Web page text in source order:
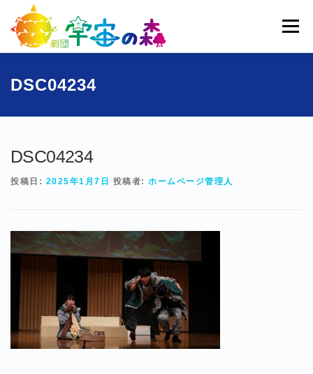
ッ
メニュー
ホーム 宇宙の森とは
DSC04234
DSC04234
投稿日: 2025年1月7日 投稿者: ホームページ管理人